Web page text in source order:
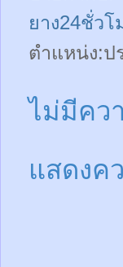
ยาง24ชั่วโ
ตำแหน่ง:ป
ไม่มีคว
แสดงค